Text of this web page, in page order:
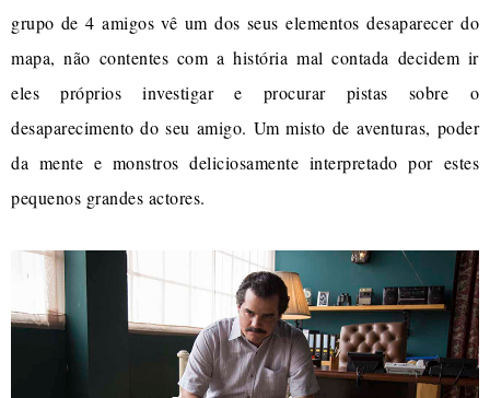
grupo de 4 amigos vê um dos seus elementos desaparecer do
mapa, não contentes com a história mal contada decidem ir
eles próprios investigar e procurar pistas sobre o
desaparecimento do seu amigo. Um misto de aventuras, poder
da mente e monstros deliciosamente interpretado por estes
pequenos grandes actores.